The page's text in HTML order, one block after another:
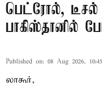
பெட்ரோல், டீசல்
பாகிஸ்தானில்
Published on: 08 Aug 2026,
லாகூர்,